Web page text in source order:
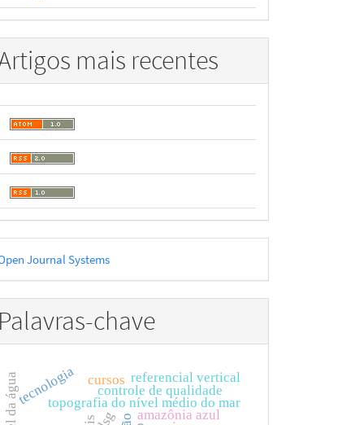
mais recentes
Journal Systems
Palavras-chave
topografia do nível médio do mar
amazônia azul
controle de qualidade
referencial vertical
tecnologia cursos